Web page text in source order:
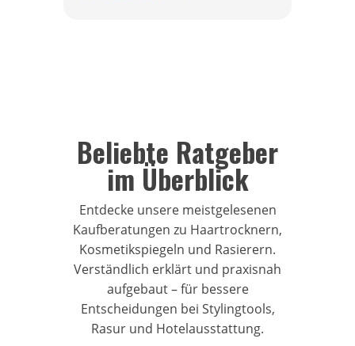
Beliebte Ratgeber
im Überblick
Entdecke unsere meistgelesenen
Kaufberatungen zu Haartrocknern,
Kosmetikspiegeln und Rasierern.
Verständlich erklärt und praxisnah
aufgebaut – für bessere
Entscheidungen bei Stylingtools,
Rasur und Hotelausstattung.